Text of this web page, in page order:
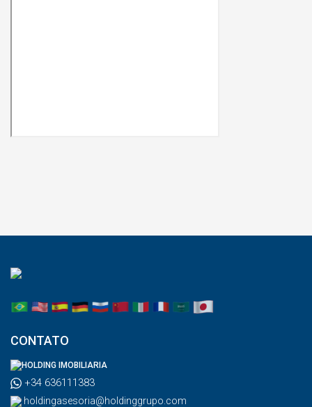
CONTATO
HOLDING IMOBILIARIA
+34 636111383
holdingasesoria@holdinggrupo.com